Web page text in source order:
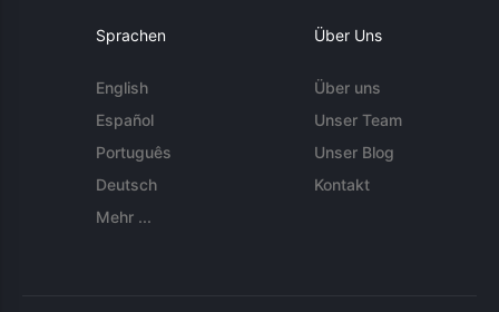
Sprachen
English
Español
Português
Deutsch
Mehr ...
Über Uns
Über uns
Unser Team
Unser Blog
Kontakt